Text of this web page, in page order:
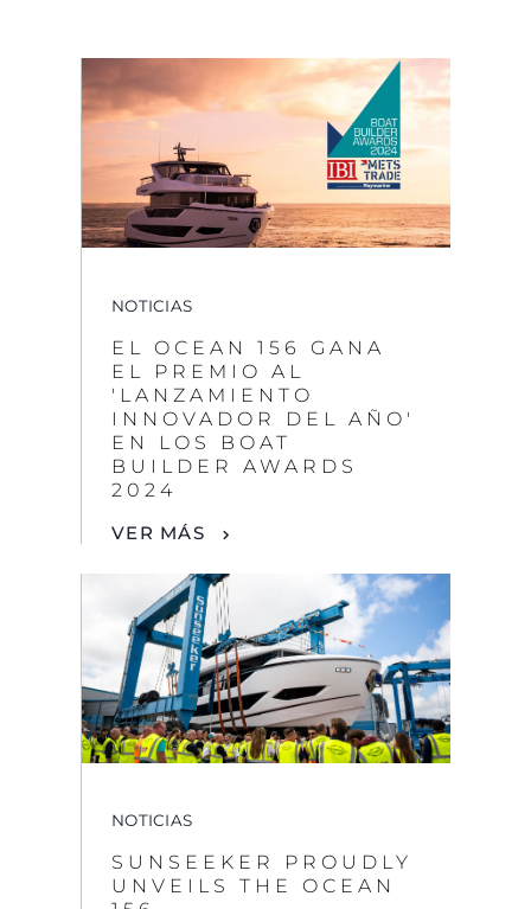
NOTICIAS
EL OCEAN 156 GANA
EL PREMIO AL
'LANZAMIENTO
EN LOS BOAT
2024
VER MÁS
NOTICIAS
SUNSEEKER PROUDLY
UNVEILS THE OCEAN
156
VER MÁS